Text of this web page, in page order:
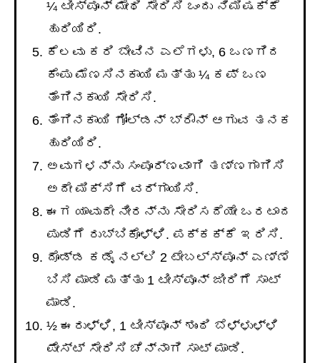
¼ ಟೀಸ್ಪೂನ್ ಮೇಥಿ ಸೇರಿಸಿ ಒಂದು ನಿಮಿಷಕ್ಕೆ
ಹುರಿಯಿರಿ.
ಕೆಲವು ಕರಿ ಬೇವಿನ ಎಲೆಗಳು, 6 ಒಣಗಿದ
ಕೆಂಪು ಮೆಣಸಿನಕಾಯಿ ಮತ್ತು ¼ ಕಪ್ ಒಣ
ತೆಂಗಿನಕಾಯಿ ಸೇರಿಸಿ.
ತೆಂಗಿನಕಾಯಿ ಗೋಲ್ಡನ್ ಬ್ರೌನ್ ಆಗುವ ತನಕ
ಹುರಿಯಿರಿ.
ಅವುಗಳನ್ನು ಸಂಪೂರ್ಣವಾಗಿ ತಣ್ಣಗಾಗಿಸಿ
ಅದೇ ಮಿಕ್ಸಿಗೆ ವರ್ಗಾಯಿಸಿ.
ಈಗ ಯಾವುದೇ ನೀರನ್ನು ಸೇರಿಸದೆಯೇ ಒರಟಾದ
ಪುಡಿಗೆ ರುಬ್ಬಿಕೊಳ್ಳಿ. ಪಕ್ಕಕ್ಕೆ ಇರಿಸಿ.
ದೊಡ್ಡ ಕಡೈ ನಲ್ಲಿ 2 ಟೇಬಲ್ಸ್ಪೂನ್ ಎಣ್ಣೆ
ಬಿಸಿ ಮಾಡಿ ಮತ್ತು 1 ಟೀಸ್ಪೂನ್ ಜೀರಿಗೆ ಸಾಟ್
ಮಾಡಿ.
½ ಈರುಳ್ಳಿ, 1 ಟೀಸ್ಪೂನ್ ಶುಂಠಿ ಬೆಳ್ಳುಳ್ಳಿ
ಪೇಸ್ಟ್ ಸೇರಿಸಿ ಚೆನ್ನಾಗಿ ಸಾಟ್ ಮಾಡಿ.